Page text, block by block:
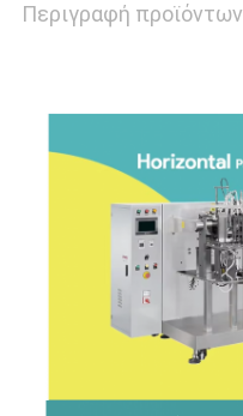
PRIVACY
POLICY
Περιγραφή προϊόντων